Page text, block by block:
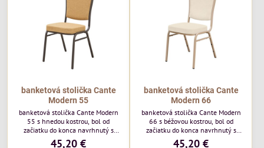
každodenné...
banketová stolička Cante
Modern 55
banketová stolička Cante Modern
55 s hnedou kostrou, bol od
začiatku do konca navrhnutý s
ohľadom na elegantné a
45,20 €
banketová stolička Cante
Modern 66
banketová stolička Cante Modern
66 s béžovou kostrou, bol od
začiatku do konca navrhnutý s
ohľadom na elegantné a
45,20 €